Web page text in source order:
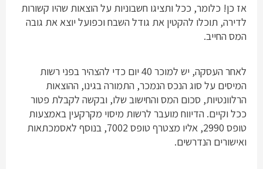
אז כן! כלומר, ככל ותציגו חשבוניות על הוצאות שהיו קשורות
לדירה, תוכלו להקטין את גודל השבח וכפועל יוצא את גובה
המס החייב.
לאחר העסקה, יש למוכר 40 יום כדי להצהיר בפני רשות
המיסים על סוג הנכס הנמכר, התמורה בגינו, ההוצאות
הרלוונטיות, סכום המס והחישוב שלו, ובקשה לקבלת פטור
ככל וקיים. הדיווח מועבר לרשות מיסוי מקרקעין באמצעות
טופס 2990, אליו מצטרף טופס 7002, בנוסף לאסמכתאות
ואישורים הנדרשים.